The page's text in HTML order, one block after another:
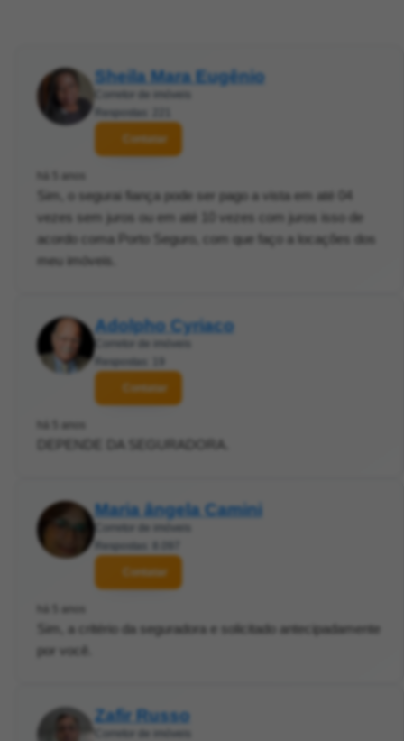
Sheila Mara Eugênio
Corretor de imóveis
Respostas: 221
Contatar
há 5 anos
Sim, o segurai fiança pode ser pago a vista em até 04
vezes sem juros ou em até 10 vezes com juros isso de
acordo coma Porto Seguro, com que faço a locações dos
meu imóveis.
Adolpho Cyriaco
Corretor de imóveis
Respostas: 19
Contatar
há 5 anos
Maria ângela Camini
Corretor de imóveis
Respostas: 8.097
Contatar
há 5 anos
Sim, a critério da seguradora e solicitado antecipadamente
por você.
Zafir Russo
Corretor de imóveis